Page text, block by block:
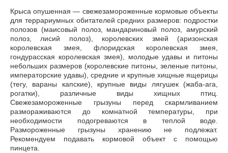
Крыса опушенная — свежезамороженные кормовые объекты
для террариумных обитателей средних размеров: подростки
полозов (маисовый полоз, мандариновый полоз, амурский
полоз, лисий полоз), королевских змей (аризонская
королевская змея, флоридская королевская змея,
гондурасская королевская змея), молодые удавы и питоны
небольших размеров (королевские питоны, зеленые питоны,
императорские удавы), средние и крупные хищные ящерицы
(тегу, вараны капские), крупные виды лягушек (жаба-ага,
рогатки), различные виды хищных птиц.
Свежезамороженные грызуны перед скармливанием
размораживаются до комнатной температуры, при
необходимости подогреваются в теплой воде.
Размороженные грызуны хранению не подлежат.
Рекомендуем подавать кормовой объект с помощью
пинцета.